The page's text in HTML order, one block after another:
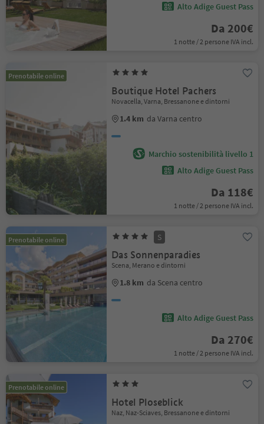
Alto Adige Guest Pass
Da 200€
1 notte / 2 persone IVA incl.
Prenotabile online
Boutique Hotel Pachers
Novacella, Varna, Bressanone e dintorni
1.4 km da Varna centro
Marchio sostenibilità livello 1
Alto Adige Guest Pass
Da 118€
1 notte / 2 persone IVA incl.
Prenotabile online S
Das Sonnenparadies
Scena, Merano e dintorni
1.8 km da Scena centro
Alto Adige Guest Pass
Da 270€
1 notte / 2 persone IVA incl.
Prenotabile online
Hotel Ploseblick
Naz, Naz-Sciaves, Bressanone e dintorni